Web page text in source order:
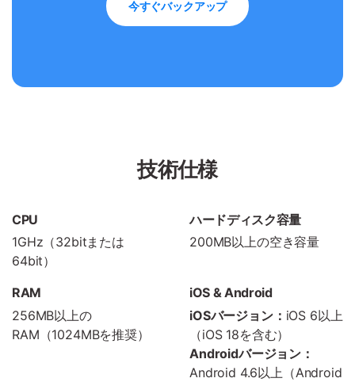
今すぐバックアップ
技術仕様
CPU
1GHz（32bitまたは
64bit）
ハードディスク容量
200MB以上の空き容量
RAM
256MB以上の
RAM（1024MBを推奨）
iOS & Android
iOSバージョン： iOS 6以上
（iOS 18を含む）
Androidバージョン：
Android 4.6以上（Android